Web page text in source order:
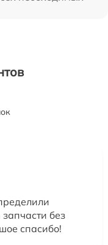
без
спасибо!